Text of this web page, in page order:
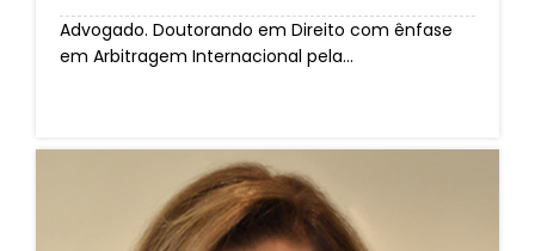
Advogado. Doutorando em Direito com ênfase
em Arbitragem Internacional pela...